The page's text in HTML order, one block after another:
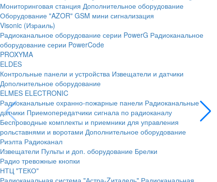
Мониторинговая станция Дополнительное оборудование
Оборудование "AZOR" GSM мини сигнализация
Visonic (Израиль)
Радиоканальное оборудование серии PowerG Радиоканальное
оборудование серии PowerCode
PROXYMA
ELDES
Контрольные панели и устройства Извещатели и датчики
Дополнительное оборудование
ELMES ELECTRONIC
Радиоканальные охранно-пожарные панели Радиоканальные
датчики Приемопередатчики сигнала по радиоканалу
Беспроводные комплекты и приемники для управления
рольставнями и воротами Дополнительное оборудование
Риэлта Радиоканал
Извещатели Пульты и доп. оборудование Брелки
Радио тревожные кнопки
НТЦ "ТЕКО"